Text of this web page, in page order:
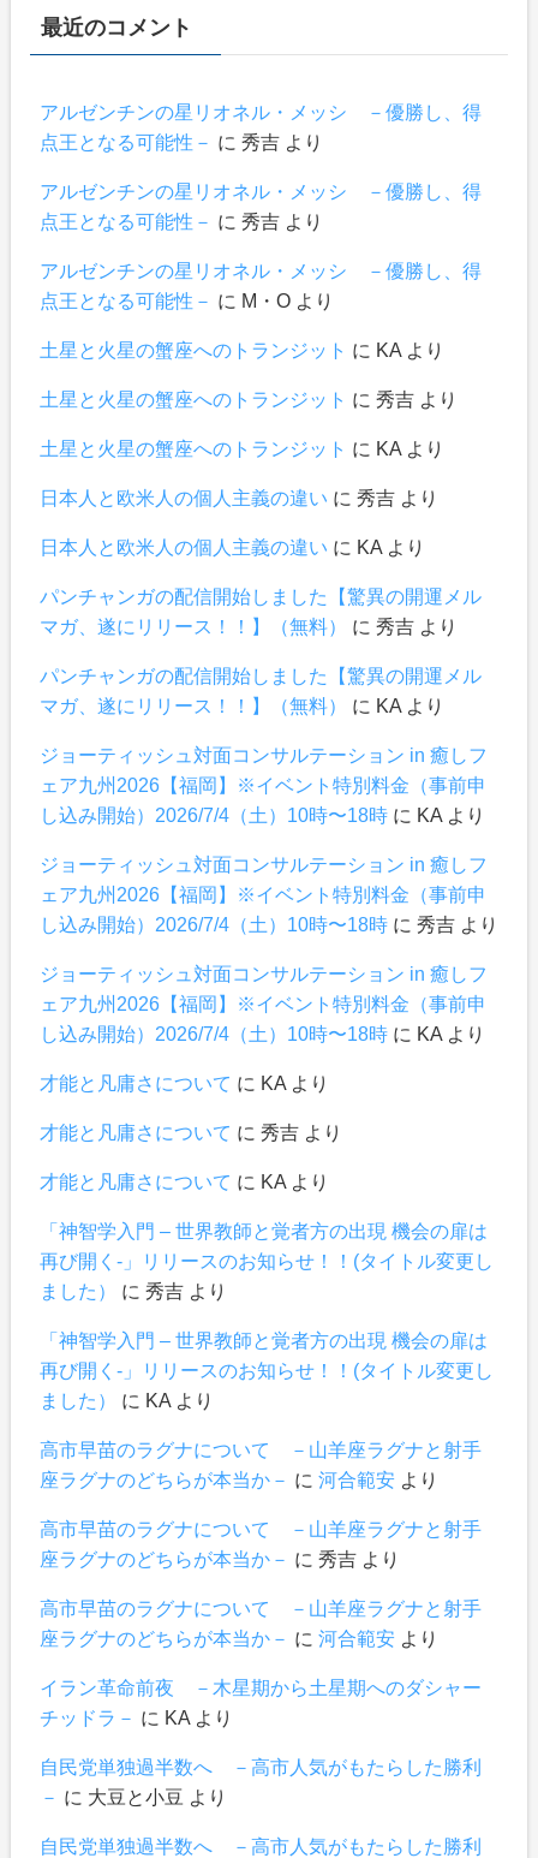
最近のコメント
アルゼンチンの星リオネル・メッシ －優勝し、得
点王となる可能性－ に 秀吉より
アルゼンチンの星リオネル・メッシ －優勝し、得
点王となる可能性－ に 秀吉より
アルゼンチンの星リオネル・メッシ －優勝し、得
点王となる可能性－ に М・Оより
土星と火星の蟹座へのトランジット に KAより
土星と火星の蟹座へのトランジット に 秀吉より
土星と火星の蟹座へのトランジット に KAより
日本人と欧米人の個人主義の違い に 秀吉より
日本人と欧米人の個人主義の違い に KAより
パンチャンガの配信開始しました【驚異の開運メル
マガ、遂にリリース！！】（無料）
に 秀吉より
パンチャンガの配信開始しました【驚異の開運メル
マガ、遂にリリース！！】（無料）
に KAより
ジョーティッシュ対面コンサルテーション in 癒しフ
ェア九州2026【福岡】※イベント特別料金（事前申
し込み開始）2026/7/4（土）10時〜18時に KAより
ジョーティッシュ対面コンサルテーション in 癒しフ
ェア九州2026【福岡】※イベント特別料金（事前申
し込み開始）2026/7/4（土）10時〜18時に 秀吉より
ジョーティッシュ対面コンサルテーション in 癒しフ
ェア九州2026【福岡】※イベント特別料金（事前申
し込み開始）2026/7/4（土）10時〜18時に KAより
才能と凡庸さについて に KAより
才能と凡庸さについて に 秀吉より
才能と凡庸さについて に KAより
「神智学入門 – 世界教師と覚者方の出現 機会の扉は
再び開く-」リリースのお知らせ！！(タイトル変更し
ました）
に 秀吉より
「神智学入門 – 世界教師と覚者方の出現 機会の扉は
再び開く-」リリースのお知らせ！！(タイトル変更し
ました）
に KAより
高市早苗のラグナについて －山羊座ラグナと射手
座ラグナのどちらが本当か－ に 河合範安より
高市早苗のラグナについて －山羊座ラグナと射手
座ラグナのどちらが本当か－ に 秀吉より
高市早苗のラグナについて －山羊座ラグナと射手
座ラグナのどちらが本当か－ に 河合範安より
イラン革命前夜 －木星期から土星期へのダシャー
チッドラ－ に KAより
自民党単独過半数へ －高市人気がもたらした勝利
－ に 大豆と小豆 より
自民党単独過半数へ －高市人気がもたらした勝利